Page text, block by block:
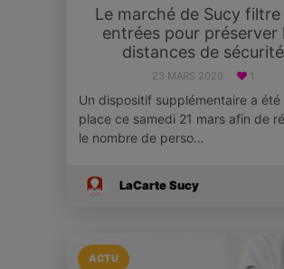
Le marché de Sucy filtre
entrées pour préserver
distances de sécurité
23 MARS 2020 1
Un dispositif supplémentaire a été
place ce samedi 21 mars afin de
le nombre de perso…
LaCarte Sucy
ACTU